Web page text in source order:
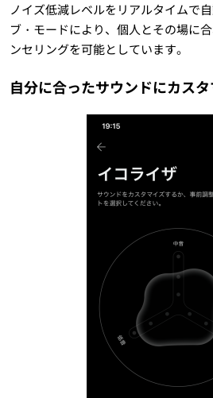
ノイズ低減レベルをリアルタイムで
ブ・モードにより、個人とその場に
ンセリングを可能としています。
自分に合ったサウンドにカス